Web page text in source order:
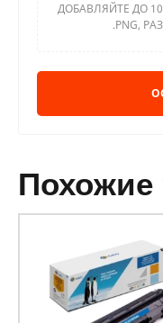
ДОБАВЛЯЙТЕ ДО
.PNG,